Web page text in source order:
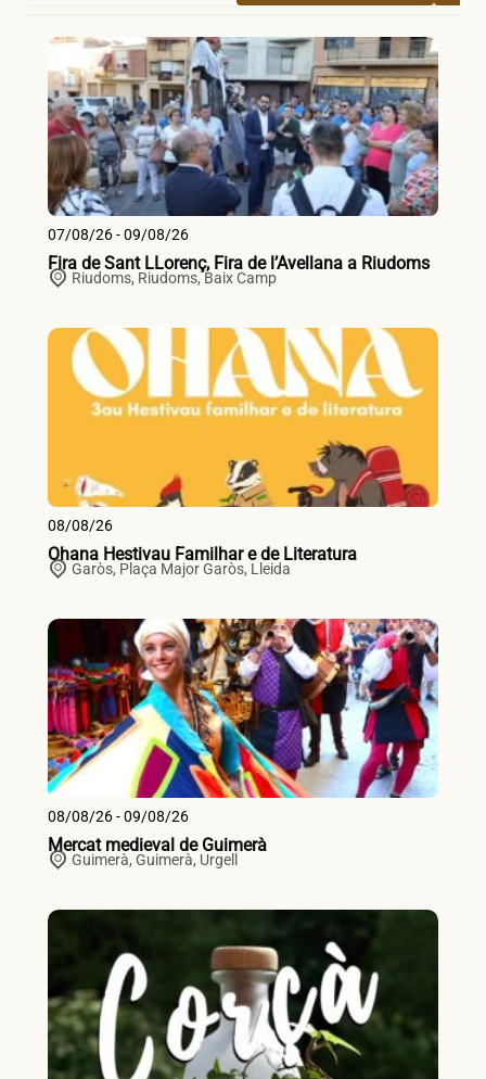
07/08/26 - 09/08/26
Fira de Sant LLorenç, Fira de l’Avellana a Riudoms
Riudoms, Riudoms,Baix Camp
08/08/26
Ohana Hestivau Familhar e de Literatura
Garòs, Plaça Major Garòs, Lleida
08/08/26 - 09/08/26
Mercat medieval de Guimerà
Guimerà, Guimerà, Urgell